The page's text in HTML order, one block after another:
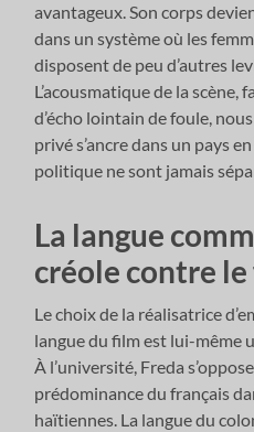
avantageux. Son corps
dans un système où les
disposent de peu d’autres
L’acousmatique de la scène,
d’écho lointain de foule,
privé s’ancre dans un pays
politique ne sont jamais
La langue
créole contre
Le choix de la réalisatrice
langue du film est lui-même
À l’université, Freda
prédominance du français
haïtiennes. La langue du